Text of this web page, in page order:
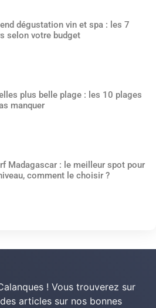
dégustation vin et spa : les 7
selon votre budget
plus belle plage : les 10 plages
manquer
Madagascar : le meilleur spot pour
comment le choisir ?
! Vous trouverez sur
articles sur nos bonnes